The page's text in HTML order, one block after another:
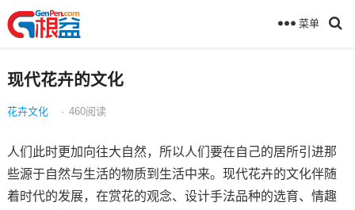
菜单
现代花卉的文化
花卉文化 · 460阅读
人们此时更加向往大自然，所以人们要在自己的居所引进那
些源于自然与生活的物质到生活中来。现代花卉的文化伴随
着时代的发展，在赏花的观念、设计手法品种的选育、情趣